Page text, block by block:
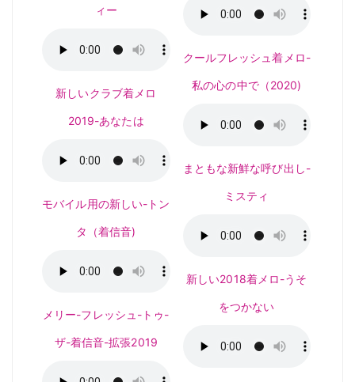
ィー
新しいクラブ着メロ
2019-あなたは
モバイル用の新しい-トン
タ（着信音)
メリー-フレッシュ-トゥ-
ザ-着信音-拡張2019
クールフレッシュ着メロ-
私の心の中で（2020)
まともな新鮮な呼び出し-
ミスティ
新しい2018着メロ-うそ
をつかない